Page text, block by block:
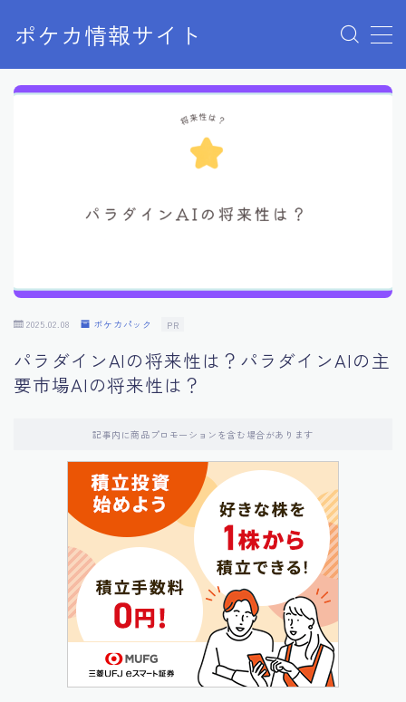
ポケカ情報サイト
MENU
Home
2025.02.08 ポケカパック PR
パラダインAIの将来性は？パラダインAIの主
要市場AIの将来性は？
記事内に商品プロモーションを含む場合があります